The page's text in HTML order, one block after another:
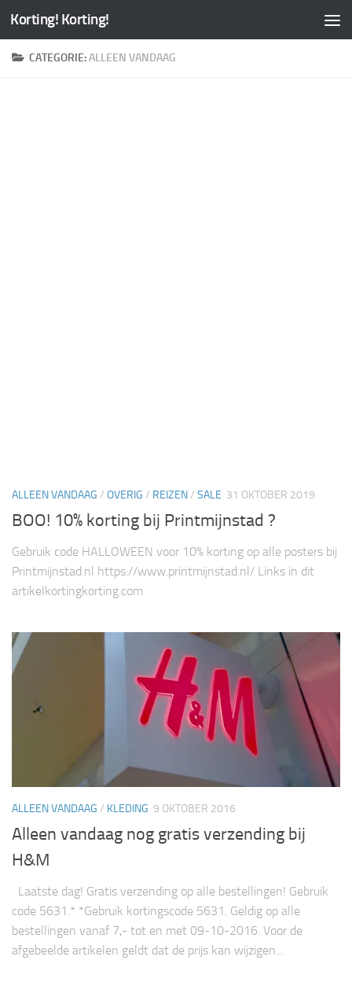
Korting! Korting!
CATEGORIE:ALLEEN VANDAAG
ALLEEN VANDAAG / OVERIG / REIZEN/ SALE 31 OKTOBER 2019
BOO! 10% korting bij Printmijnstad ?
Gebruik code HALLOWEEN voor 10% korting op alle posters bij
Printmijnstad.nl https://www.printmijnstad.nl/ Links in dit
artikelkortingkorting.com
ALLEEN VANDAAG / KLEDING 9 OKTOBER 2016
Alleen vandaag nog gratis verzending bij
H&M
Laatste dag! Gratis verzending op alle bestellingen! Gebruik
code 5631.* *Gebruik kortingscode 5631. Geldig op alle
bestellingen vanaf 7,- tot en met 09-10-2016. Voor de
afgebeelde artikelen geldt dat de prijs kan wijzigen...